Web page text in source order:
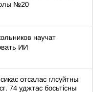
№20
научат
ИИ
отсалас глсуйтны
74 уджтас босьтiсны